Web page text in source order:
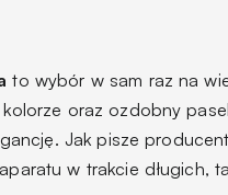
to wybór w sam raz na
kolorze oraz ozdobny
Jak pisze
w trakcie długich,